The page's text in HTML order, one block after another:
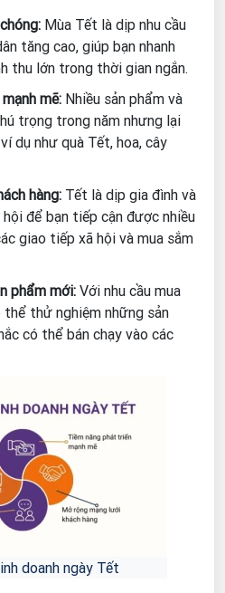
Mùa Tết là dịp nhu cầu
tăng cao, giúp bạn nhanh
thu lớn trong thời gian ngắn.
mẽ: Nhiều sản phẩm và
trọng trong năm nhưng lại
dụ như quà Tết, hoa, cây
hàng: Tết là dịp gia đình và
để bạn tiếp cận được nhiều
giao tiếp xã hội và mua sắm
phẩm mới: Với nhu cầu mua
thể thử nghiệm những sản
có thể bán chạy vào các
doanh ngày Tết